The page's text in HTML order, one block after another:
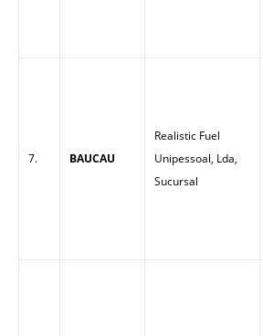
7. BAUCAU
Realistic Fuel
Unipessoal, Lda,
Sucursal